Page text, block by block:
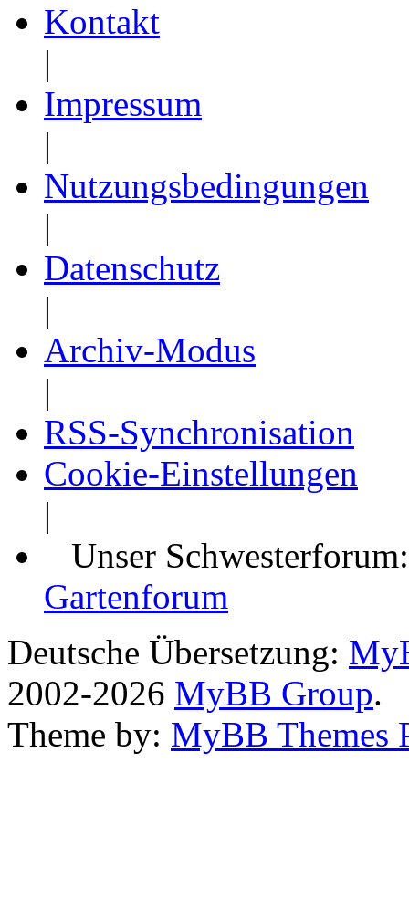
Kontakt
|
Impressum
|
Nutzungsbedingungen
|
Datenschutz
|
Archiv-Modus
|
RSS-Synchronisation
Cookie-Einstellungen
|
Unser
Gartenforum
Deutsche Übersetzung:
2002-2026 MyBB Group.
Theme by: MyBB Themes